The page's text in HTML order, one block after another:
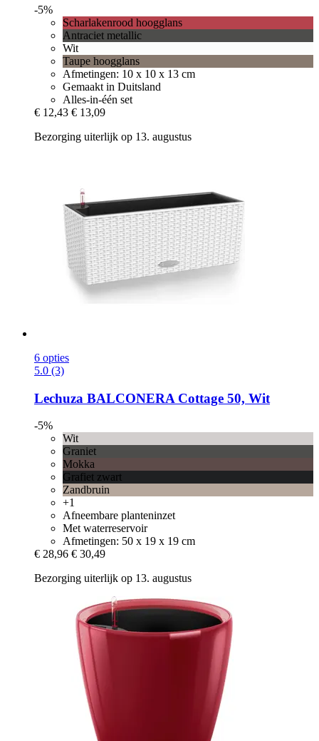
-5%
Scharlakenrood hoogglans
Antraciet metallic
Wit
Taupe hoogglans
Afmetingen: 10 x 10 x 13 cm
Gemaakt in Duitsland
Alles-in-één set
€ 12,43 € 13,09
Bezorging uiterlijk op 13. augustus
6 opties
5.0 (3)
Lechuza BALCONERA Cottage 50, Wit
-5%
Wit
Graniet
Mokka
Grafiet zwart
Zandbruin
+1
Afneembare planteninzet
Met waterreservoir
Afmetingen: 50 x 19 x 19 cm
€ 28,96 € 30,49
Bezorging uiterlijk op 13. augustus